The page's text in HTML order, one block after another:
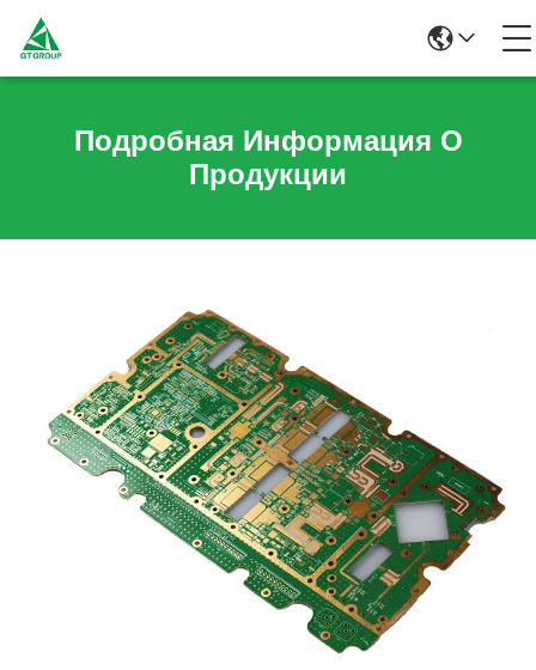
Подробная Информация О
Продукции